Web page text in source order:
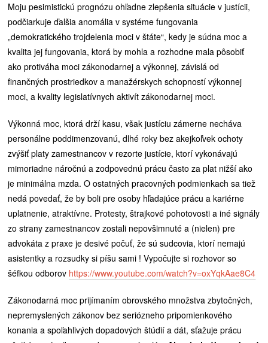
Moju pesimistickú prognózu ohľadne zlepšenia situácie v justícii,
podčiarkuje ďalšia anomália v systéme fungovania
„demokratického trojdelenia moci v štáte“, kedy je súdna moc a
kvalita jej fungovania, ktorá by mohla a rozhodne mala pôsobiť
ako protiváha moci zákonodarnej a výkonnej, závislá od
finančných prostriedkov a manažérskych schopností výkonnej
moci, a kvality legislatívnych aktivít zákonodarnej moci.
Výkonná moc, ktorá drží kasu, však justíciu zámerne necháva
personálne poddimenzovanú, dlhé roky bez akejkoľvek ochoty
zvýšiť platy zamestnancov v rezorte justície, ktorí vykonávajú
mimoriadne náročnú a zodpovednú prácu často za plat nižší ako
je minimálna mzda. O ostatných pracovných podmienkach sa tiež
nedá povedať, že by boli pre osoby hľadajúce prácu a kariérne
uplatnenie, atraktívne. Protesty, štrajkové pohotovosti a iné signály
zo strany zamestnancov zostali nepovšimnuté a (nielen) pre
advokáta z praxe je desivé počuť, že sú sudcovia, ktorí nemajú
asistentky a rozsudky si píšu sami ! Vypočujte si rozhovor so
šéfkou odborov https://www.youtube.com/watch?v=oxYqkAae8C4
Zákonodarná moc prijímaním obrovského množstva zbytočných,
nepremyslených zákonov bez seriózneho pripomienkového
konania a spoľahlivých dopadových štúdií a dát, sťažuje prácu